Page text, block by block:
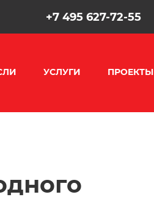
+7 495 627-72-55
УСЛУГИ ПРОЕКТЫ